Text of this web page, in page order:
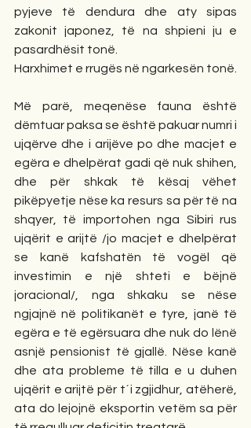
pyjeve të dendura dhe aty sipas
zakonit japonez, të na shpieni ju e
pasardhësit tonë.
Harxhimet e rrugës në ngarkesën tonë.
Më parë, meqenëse fauna është
dëmtuar paksa se është pakuar numri i
ujqërve dhe i arijëve po dhe macjet e
egëra e dhelpërat gadi që nuk shihen,
dhe për shkak të kësaj vëhet
pikëpyetje nëse ka resurs sa për të na
shqyer, të importohen nga Sibiri rus
ujqërit e arijtë /jo macjet e dhelpërat
se kanë kafshatën të vogël që
investimin e një shteti e bëjnë
joracional/, nga shkaku se nëse
ngjajnë në politikanët e tyre, janë të
egëra e të egërsuara dhe nuk do lënë
asnjë pensionist të gjallë. Nëse kanë
dhe ata probleme të tilla e u duhen
ujqërit e arijtë për t´i zgjidhur, atëherë,
ata do lejojnë eksportin vetëm sa për